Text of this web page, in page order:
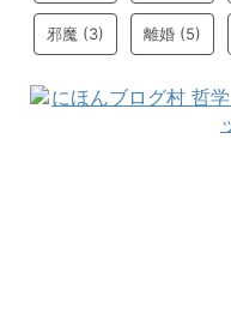
邪魔 (3) 離婚 (5)